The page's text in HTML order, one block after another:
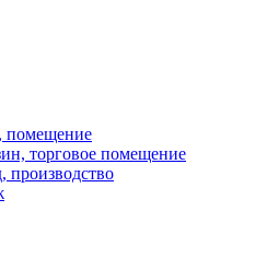
помещение
торговое помещение
производство